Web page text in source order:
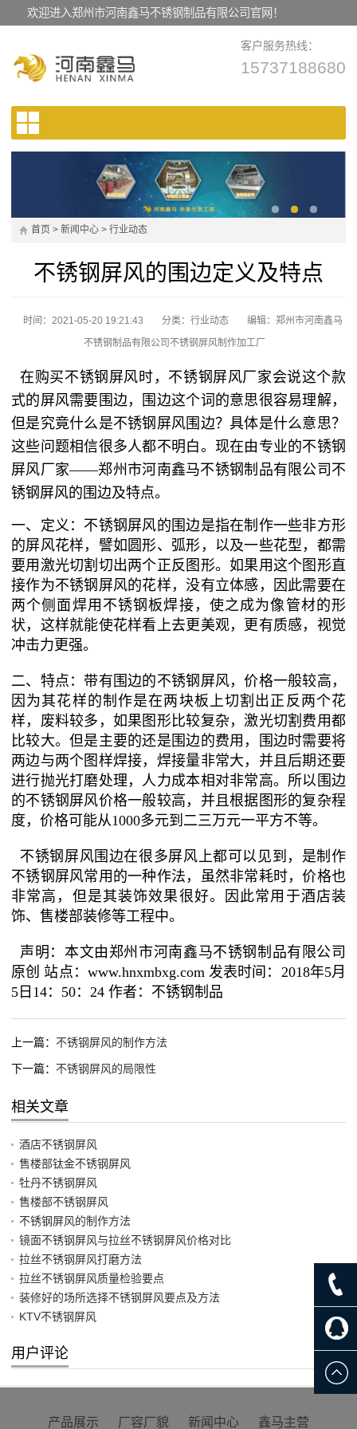
欢迎进入郑州市河南鑫马不锈钢制品有限公司官网！
客户服务热线：
15737188680
首页 > 新闻中心 > 行业动态
不锈钢屏风的围边定义及特点
时间：2021-05-20 19:21:43 分类： 行业动态
编辑：郑州市河南鑫马
不锈钢制品有限公司不锈钢屏风制作加工厂
在购买不锈钢屏风时，不锈钢屏风厂家会说这个款
式的屏风需要围边，围边这个词的意思很容易理解，
但是究竟什么是不锈钢屏风围边？具体是什么意思？
这些问题相信很多人都不明白。现在由专业的不锈钢
屏风厂家——郑州市河南鑫马不锈钢制品有限公司不
锈钢屏风的围边及特点。
一、定义：不锈钢屏风的围边是指在制作一些非方形
的屏风花样，譬如圆形、弧形，以及一些花型，都需
要用激光切割切出两个正反图形。如果用这个图形直
接作为不锈钢屏风的花样，没有立体感，因此需要在
两个侧面焊用不锈钢板焊接，使之成为像管材的形
状，这样就能使花样看上去更美观，更有质感，视觉
冲击力更强。
二、特点：带有围边的不锈钢屏风，价格一般较高，
因为其花样的制作是在两块板上切割出正反两个花
样，废料较多，如果图形比较复杂，激光切割费用都
比较大。但是主要的还是围边的费用，围边时需要将
两边与两个图样焊接，焊接量非常大，并且后期还要
进行抛光打磨处理，人力成本相对非常高。所以围边
的不锈钢屏风价格一般较高，并且根据图形的复杂程
度，价格可能从1000多元到二三万元一平方不等。
不锈钢屏风围边在很多屏风上都可以见到，是制作
不锈钢屏风常用的一种作法，虽然非常耗时，价格也
非常高，但是其装饰效果很好。因此常用于酒店装
饰、售楼部装修等工程中。
声明：本文由郑州市河南鑫马不锈钢制品有限公司
原创 站点：www.hnxmbxg.com 发表时间：2018年5月
5日14：50：24 作者：不锈钢制品
上一篇： 不锈钢屏风的制作方法
下一篇： 不锈钢屏风的局限性
相关文章
酒店不锈钢屏风
售楼部钛金不锈钢屏风
牡丹不锈钢屏风
售楼部不锈钢屏风
不锈钢屏风的制作方法
镜面不锈钢屏风与拉丝不锈钢屏风价格对比
拉丝不锈钢屏风打磨方法
拉丝不锈钢屏风质量检验要点
装修好的场所选择不锈钢屏风要点及方法
KTV不锈钢屏风
用户评论
产品展示 厂容厂貌 新闻中心 鑫马主营